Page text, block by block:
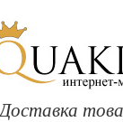
Доставка